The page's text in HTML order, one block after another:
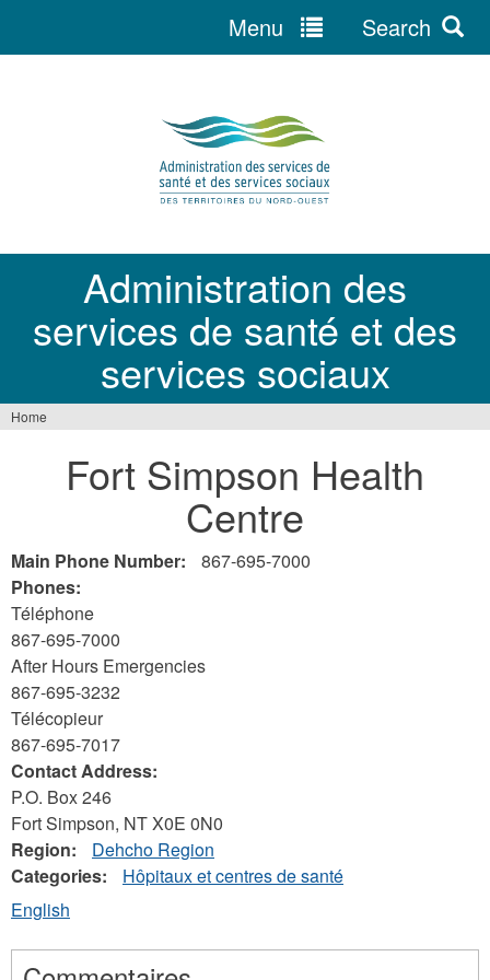
Administration des
services de santé et des
services sociaux
Menu Search
Home
Fort Simpson Health
Centre
Main Phone Number:
867-695-7000
Phones:
Téléphone
867-695-7000
After Hours Emergencies
867-695-3232
Télécopieur
867-695-7017
Contact Address:
P.O. Box 246
Fort Simpson, NTX0E 0N0
Region:
Dehcho Region
Categories:
Hôpitaux et centres de santé
English